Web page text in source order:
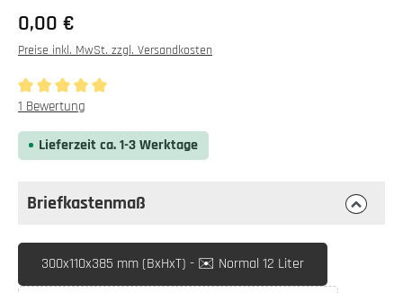
0,00 €
Preise inkl. MwSt. zzgl. Versandkosten
Durchschnittliche Bewertung von 5 von 5 Sternen
1 Bewertung
Lieferzeit ca. 1-3 Werktage
Briefkastenmaß
Briefkastenmaßauswählen
300x110x385 mm (BxHxT) - ✉️ Normal 12 Liter